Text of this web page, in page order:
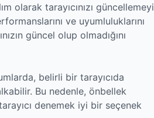
olarak tarayıcınızı güncellemeyi
ve uyumluluklarını
güncel olup olmadığını
belirli bir tarayıcıda
Bu nedenle, önbellek
denemek iyi bir seçenek